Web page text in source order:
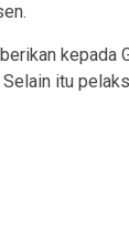
kepada
itu